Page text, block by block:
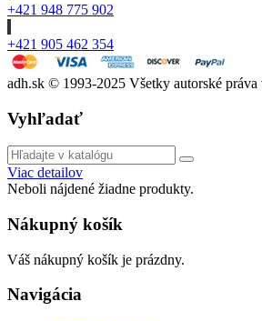
+421 948 775 902
+421 905 462 354
adh.sk © 1993-2025 Všetky autorské práva
Vyhľadať
Viac detailov
Neboli nájdené žiadne produkty.
Nákupný košík
Váš nákupný košík je prázdny.
Navigácia